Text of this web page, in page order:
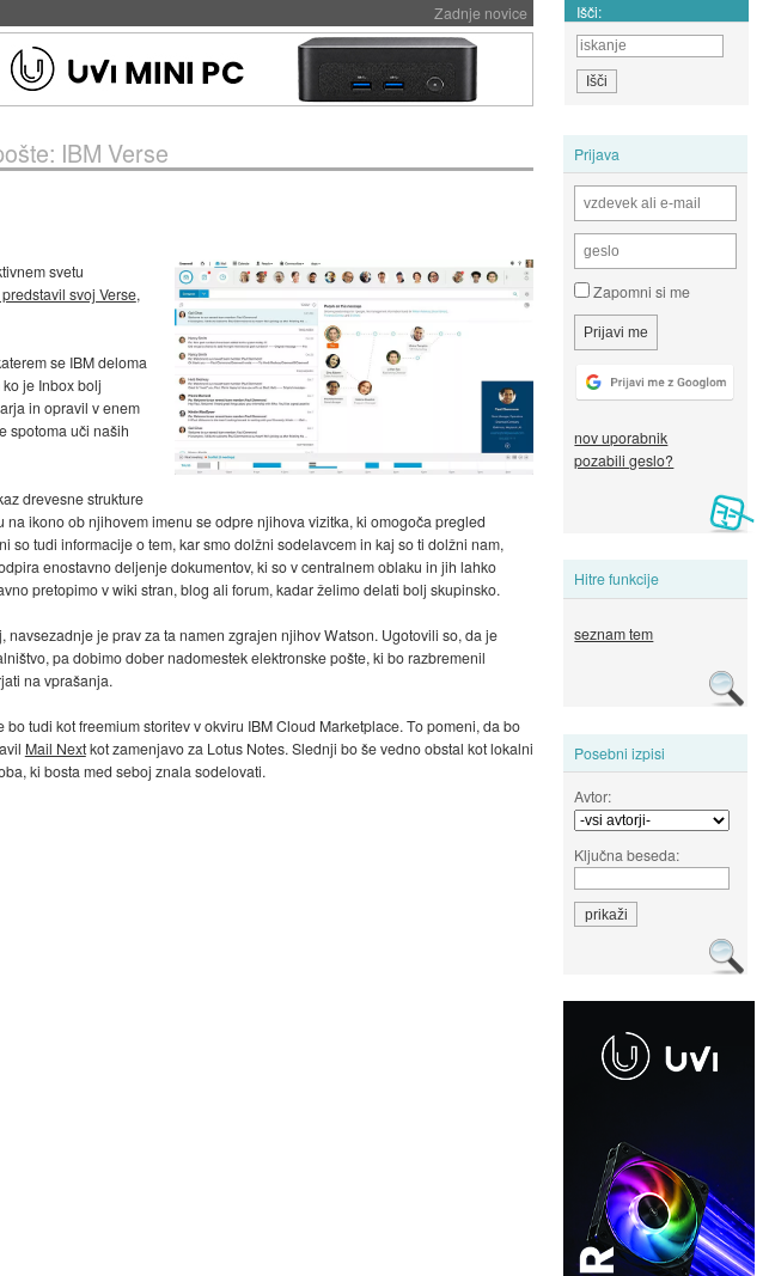
Zadnje novice Išči:
Prijava
Zapomni si me
nov uporabnik
pozabili geslo?
Hitre funkcije
seznam tem
Posebni izpisi
Avtor:
Ključna beseda:
IBM Verse
svetu
svoj Verse,
se IBM deloma
je Inbox bolj
in opravil v enem
spotoma uči naših
drevesne strukture
ikono ob njihovem imenu se odpre njihova vizitka, ki omogoča pregled
tudi informacije o tem, kar smo dolžni sodelavcem in kaj so ti dolžni nam,
enostavno deljenje dokumentov, ki so v centralnem oblaku in jih lahko
pretopimo v wiki stran, blog ali forum, kadar želimo delati bolj skupinsko.
je prav za ta namen zgrajen njihov Watson. Ugotovili so, da je
pa dobimo dober nadomestek elektronske pošte, ki bo razbremenil
na vprašanja.
bo tudi kot freemium storitev v okviru IBM Cloud Marketplace. To pomeni, da bo
Mail Nextkot zamenjavo za Lotus Notes. Slednji bo še vedno obstal kot lokalni
ki bosta med seboj znala sodelovati.